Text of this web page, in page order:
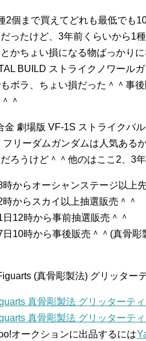
2個まで買えてどれも最低でも
ったけど、3年前くらいから1
かちょい損になる物ばっかり
BUILD ストライクノワール
ボラ、ちょい損だった＾＾事
＾
金 劇場版 VF-1S ストライクバ
フリーダムガンダムは人気ある
ろうけど＾＾他のはここ2、3
時からオーシャンステージ以上
時からスカイ以上抽選販売＾＾
日12時から事前抽選販売＾＾
日10時から事後販売＾＾(真骨
(真骨彫製法) グリッター
真骨彫製法 グリッターテ
真骨彫製法 グリッターテ
オークションに出品するには